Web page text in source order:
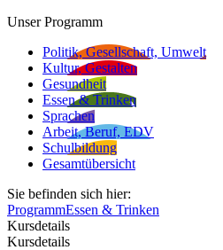
Unser Programm
Politik, Gesellschaft, Umwelt
Kultur, Gestalten
Gesundheit
Essen & Trinken
Sprachen
Arbeit, Beruf, EDV
Schulbildung
Gesamtübersicht
Sie befinden sich hier:
ProgrammEssen & Trinken
Kursdetails
Kursdetails